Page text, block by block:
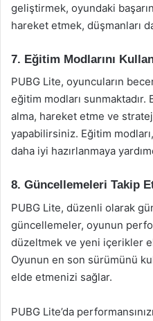
geliştirmek, oyundaki
hareket etmek, düşmanları
7. Eğitim Modlarını
PUBG Lite, oyuncuların
eğitim modları sunmaktadır.
alma, hareket etme ve
yapabilirsiniz. Eğitim
daha iyi hazırlanmaya
8. Güncellemeleri Takip
PUBG Lite, düzenli olarak
güncellemeler, oyunun
düzeltmek ve yeni içerikler
Oyunun en son sürümünü
elde etmenizi sağlar.
PUBG Lite’da